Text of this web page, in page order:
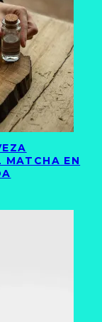
MATCHA EN